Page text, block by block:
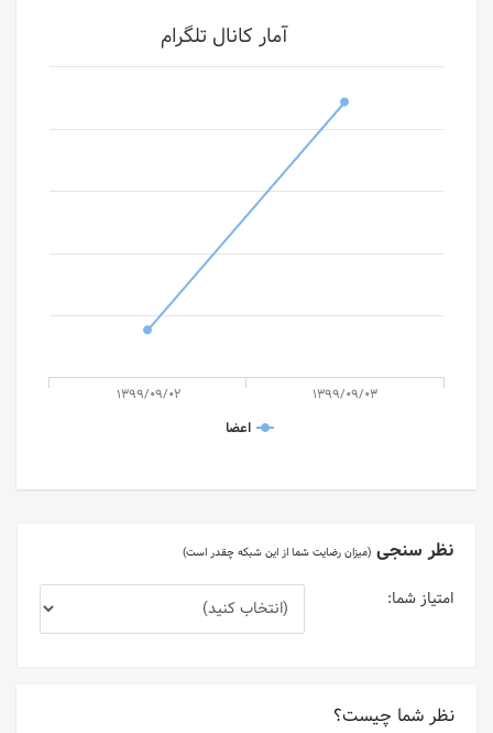
آمار کانال تلگرام
اعضا
1399/09/02 1399/09/03
نظر سنجی (میزان رضایت شما از این شبکه چقدر است)
امتیاز شما:
نظر شما چیست؟